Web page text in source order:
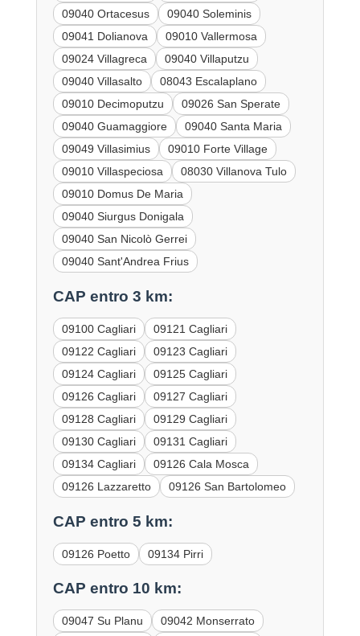
09040 Ortacesus
09040 Soleminis
09041 Dolianova
09010 Vallermosa
09024 Villagreca
09040 Villaputzu
09040 Villasalto
08043 Escalaplano
09010 Decimoputzu
09026 San Sperate
09040 Guamaggiore
09040 Santa Maria
09049 Villasimius
09010 Forte Village
09010 Villaspeciosa
08030 Villanova Tulo
09010 Domus De Maria
09040 Siurgus Donigala
09040 San Nicolò Gerrei
09040 Sant'Andrea Frius
CAP entro 3 km:
09100 Cagliari
09121 Cagliari
09122 Cagliari
09123 Cagliari
09124 Cagliari
09125 Cagliari
09126 Cagliari
09127 Cagliari
09128 Cagliari
09129 Cagliari
09130 Cagliari
09131 Cagliari
09134 Cagliari
09126 Cala Mosca
09126 Lazzaretto
09126 San Bartolomeo
CAP entro 5 km:
09126 Poetto 09134 Pirri
CAP entro 10 km:
09047 Su Planu
09042 Monserrato